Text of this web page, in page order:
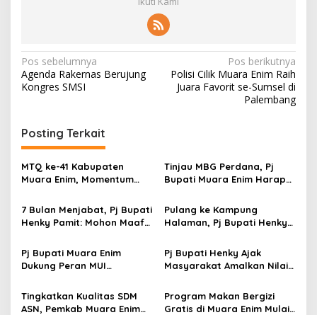
N
a
i
g
a
s
i
p
s
Pos sebelumnya
Agenda Rakernas Berujung
Kongres SMSI
Pos berikutnya
Polisi Cilik Muara Enim Raih
Juara Favorit se-Sumsel di
Palembang
Posting Terkait
MTQ ke-41 Kabupaten
Muara Enim, Momentum
Tinjau MBG Perdana, Pj
Bupati Muara Enim Harap
Baik
7 Bulan Menjabat, Pj Bupati
Henky Pamit: Mohon Maaf
Pulang ke Kampung
Halaman, Pj Bupati Henky
Kalamudin Djinab dan
Bantu 3 Masjid
Pj Bupati Muara Enim
Dukung Peran MUI
Antarumat Beragama
Pj Bupati Henky Ajak
Masyarakat Amalkan Nilai
dalam Kehidupan Sehari-
Hari
Tingkatkan Kualitas SDM
ASN, Pemkab Muara Enim
Program Makan Bergizi
Gratis di Muara Enim Mulai